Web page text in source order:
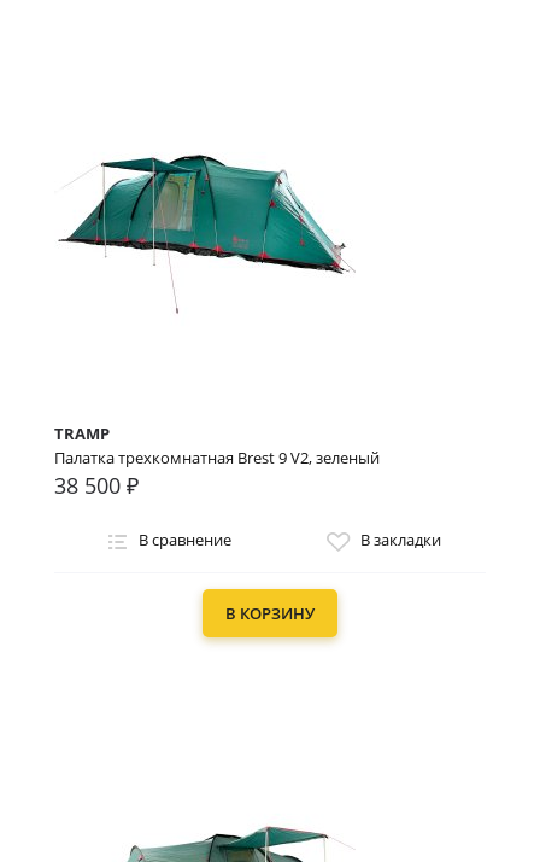
TRAMP
Палатка трехкомнатная Brest 9 V2, зеленый
38 500 ₽
В сравнение В закладки
В КОРЗИНУ